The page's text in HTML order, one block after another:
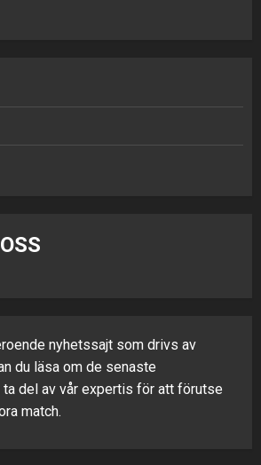
nyhetssajt som drivs av
du läsa om de senaste
ta del av vår expertis för att förutse
match.